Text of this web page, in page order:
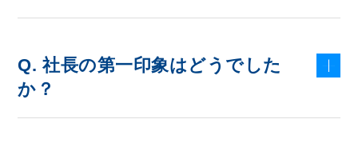
Q. 社長の第一印象はどうでした
か？